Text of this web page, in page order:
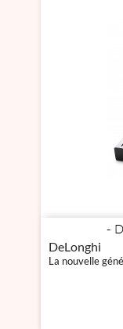
DeLonghi
La nouvelle